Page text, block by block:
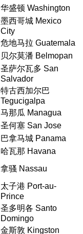
华盛顿 Washington
墨西哥城 Mexico
City
危地马拉 Guatemala
贝尔莫潘 Belmopan
圣萨尔瓦多 San
Salvador
特古西加尔巴
Tegucigalpa
马那瓜 Managua
圣何塞 San Jose
巴拿马城 Panama
哈瓦那 Havana
拿骚 Nassau
太子港 Port-au-
Prince
圣多明各 Santo
Domingo
金斯敦 Kingston